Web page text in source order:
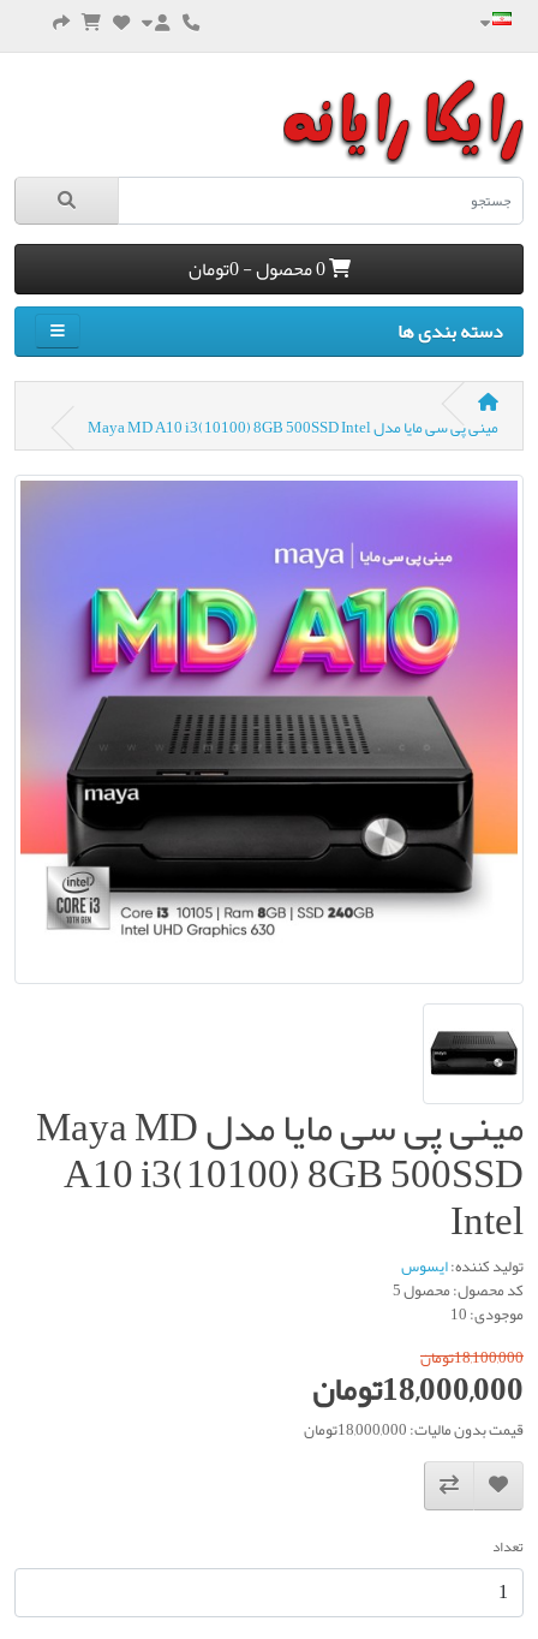
0 محصول - 0تومان
دسته بندی ها
مینی پی سی مایا مدل Maya MD A10 i3(10100) 8GB 500SSD Intel
مینی پی سی مایا مدل Maya MD
A10 i3(10100) 8GB 500SSD
Intel
تولید کننده:ایسوس
کد محصول: محصول 5
موجودی: 10
18,100,000تومان
18,000,000تومان
قیمت بدون مالیات: 18,000,000تومان
تعداد